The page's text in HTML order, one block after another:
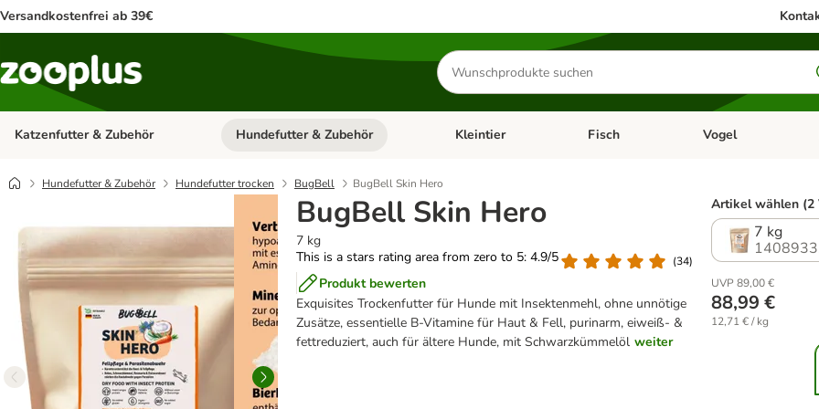
Versandkostenfrei ab 39€
Produkte
suchen
Katzenfutter & Zubehör Kategorie-Menü öffnen: Katzenfutter & Zubehör
Hundefutter & Zubehör Kategorie-Menü öffnen: Hundefutter & Zubehör
Kleintier Kategorie-Menü öffnen: Kleintier
Fisch Kategorie-Menü
Vogel
Hundefutter & Zubehör Hundefutter trocken BugBell BugBell Skin Hero
BugBell Skin Hero
7 kg
This is a stars rating area from zero to 5: 4.9/5
(34)
Produkt bewerten
Exquisites Trockenfutter für Hunde mit Insektenmehl, ohne unnötige
Zusätze, essentielle B-Vitamine für Haut & Fell, purinarm, eiweiß- &
fettreduziert, auch für ältere Hunde, mit Schwarzkümmelöl weiter
Artikel wählen (2
7 kg
UVP 89,00 €
88,99 €
12,71 € / kg